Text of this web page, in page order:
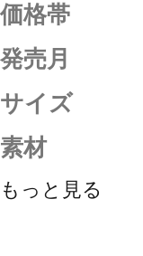
価格帯
発売月
サイズ
素材
もっと見る